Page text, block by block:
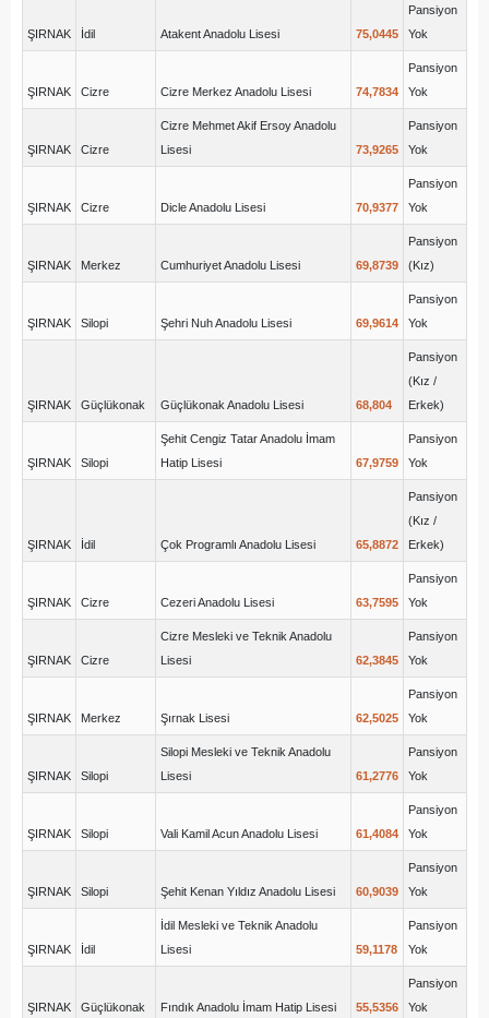
ŞIRNAK İdil Atakent Anadolu Lisesi 75,0445
Pansiyon
Yok
ŞIRNAK Cizre Cizre Merkez Anadolu Lisesi 74,7834
Pansiyon
Yok
ŞIRNAK Cizre
Cizre Mehmet Akif Ersoy Anadolu
Lisesi
73,9265
Pansiyon
Yok
ŞIRNAK Cizre Dicle Anadolu Lisesi 70,9377
Pansiyon
Yok
ŞIRNAK Merkez Cumhuriyet Anadolu Lisesi 69,8739
Pansiyon
(Kız)
ŞIRNAK Silopi Şehri Nuh Anadolu Lisesi 69,9614
Pansiyon
Yok
ŞIRNAK Güçlükonak Güçlükonak Anadolu Lisesi 68,804
Pansiyon
(Kız /
Erkek)
ŞIRNAK Silopi
Şehit Cengiz Tatar Anadolu İmam
Hatip Lisesi
67,9759
Pansiyon
Yok
ŞIRNAK İdil Çok Programlı Anadolu Lisesi 65,8872
Pansiyon
(Kız /
Erkek)
ŞIRNAK Cizre Cezeri Anadolu Lisesi 63,7595
Pansiyon
Yok
ŞIRNAK Cizre
Cizre Mesleki ve Teknik Anadolu
Lisesi
62,3845
Pansiyon
Yok
ŞIRNAK Merkez Şırnak Lisesi 62,5025
Pansiyon
Yok
ŞIRNAK Silopi
Silopi Mesleki ve Teknik Anadolu
Lisesi
61,2776
Pansiyon
Yok
ŞIRNAK Silopi Vali Kamil Acun Anadolu Lisesi 61,4084
Pansiyon
Yok
ŞIRNAK Silopi Şehit Kenan Yıldız Anadolu Lisesi 60,9039
Pansiyon
Yok
ŞIRNAK İdil
İdil Mesleki ve Teknik Anadolu
Lisesi
59,1178
Pansiyon
Yok
ŞIRNAK Güçlükonak Fındık Anadolu İmam Hatip Lisesi 55,5356
Pansiyon
Yok